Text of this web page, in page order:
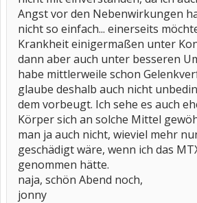
Angst vor den Nebenwirkungen
nicht so einfach... einerseits
Krankheit einigermaßen unter
dann aber auch unter besseren
habe mittlerweile schon
glaube deshalb auch nicht
dem vorbeugt. Ich sehe es auch
Körper sich an solche Mittel
man ja auch nicht, wieviel mehr
geschädigt wäre, wenn ich das
genommen hätte.
naja, schön Abend noch,
jonny